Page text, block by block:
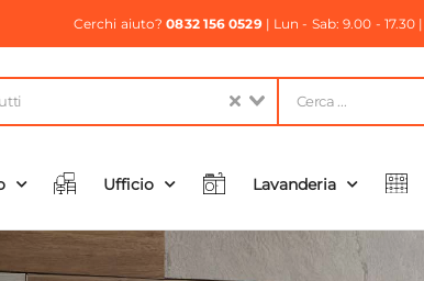
Cerchi aiuto?0832 156 0529| Lun - Sab: 9.00 - 17.30 |
Ufficio Lavanderia